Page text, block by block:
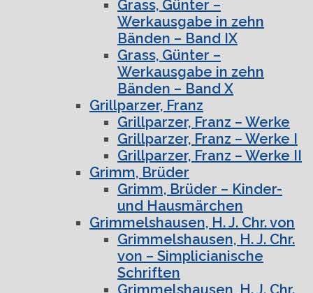
Grass, Günter –
Werkausgabe in zehn
Bänden – Band IX
Grass, Günter –
Werkausgabe in zehn
Bänden – Band X
Grillparzer, Franz
Grillparzer, Franz – Werke
Grillparzer, Franz – Werke I
Grillparzer, Franz – Werke II
Grimm, Brüder
Grimm, Brüder – Kinder-
und Hausmärchen
Grimmelshausen, H. J. Chr. von
Grimmelshausen, H. J. Chr.
von – Simplicianische
Schriften
Grimmelshausen, H. J. Chr.